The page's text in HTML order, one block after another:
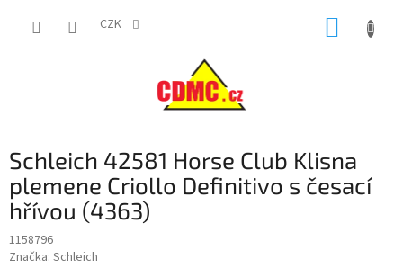
CZK
Schleich 42581 Horse Club Klisna
plemene Criollo Definitivo s česací
hřívou (4363)
1158796
Značka: Schleich